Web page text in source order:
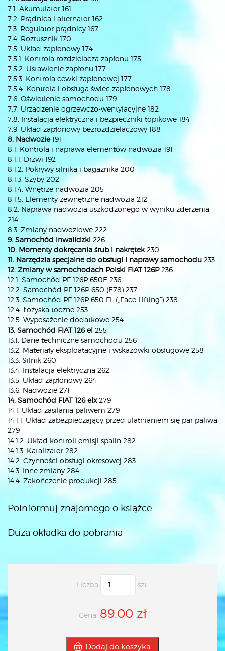
7.1. Akumulator 161
7.2. Prądnica i alternator 162
7.3. Regulator prądnicy 167
7.4. Rozrusznik 170
7.5. Układ zapłonowy 174
7.5.1. Kontrola rozdzielacza zapłonu 175
7.5.2. Ustawienie zapłonu 177
7.5.3. Kontrola cewki zapłonowej 177
7.5.4. Kontrola i obsługa świec zapłonowych 178
7.6. Oświetlenie samochodu 179
7.7. Urządzenie ogrzewczo-wentylacyjne 182
7.8. Instalacja elektryczna i bezpieczniki topikowe 184
7.9. Układ zapłonowy bezrozdzielaczowy 188
8. Nadwozie191
8.1. Kontrola i naprawa elementów nadwozia 191
8.1.1. Drzwi 192
8.1.2. Pokrywy silnika i bagażnika 200
8.1.3. Szyby 202
8.1.4. Wnętrze nadwozia 205
8.1.5. Elementy zewnętrzne nadwozia 212
8.2. Naprawa nadwozia uszkodzonego w wyniku zderzenia
214
8.3. Zmiany nadwoziowe 222
9. Samochód inwalidzki 226
10. Momenty dokręcania śrub i nakrętek230
11. Narzędzia specjalne do obsługi i naprawy samochodu 233
12. Zmiany w samochodach Polski FIAT 126P236
12.1. Samochód PF 126P 650E 236
12.2. Samochód PF 126P 650 (E78) 237
12.3. Samochód PF 126P 650 FL („Face Lifting”) 238
12.4. Łożyska toczne 253
12.5. Wyposażenie dodatkowe 254
13. Samochód FIAT 126 el 255
13.1. Dane techniczne samochodu 256
13.2. Materiały eksploatacyjne i wskazówki obsługowe 258
13.3. Silnik 260
13.4. Instalacja elektryczna 262
13.5. Układ zapłonowy 264
13.6. Nadwozie 271
14. Samochód FIAT 126 elx279
14.1. Układ zasilania paliwem 279
14.1.1. Układ zabezpieczający przed ulatnianiem się par paliwa
279
14.1.2. Układ kontroli emisji spalin 282
14.1.3. Katalizator 282
14.2. Czynności obsługi okresowej 283
14.3. Inne zmiany 284
14.4. Zakończenie produkcji 285
Poinformuj znajomego o książce
Duża okładka do pobrania
Liczba szt.
Cena: 89.00 zł
Dodaj do koszyka